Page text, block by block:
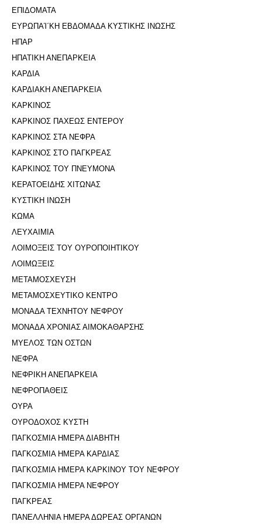
ΕΠΙΔΟΜΑΤΑ
ΕΥΡΩΠΑΊ΄ΚΗ ΕΒΔΟΜΑΔΑ ΚΥΣΤΙΚΗΣ ΙΝΩΣΗΣ
ΗΠΑΡ
ΗΠΑΤΙΚΗ ΑΝΕΠΑΡΚΕΙΑ
ΚΑΡΔΙΑ
ΚΑΡΔΙΑΚΗ ΑΝΕΠΑΡΚΕΙΑ
ΚΑΡΚΙΝΟΣ
ΚΑΡΚΙΝΟΣ ΠΑΧΕΩΣ ΕΝΤΕΡΟΥ
ΚΑΡΚΙΝΟΣ ΣΤΑ ΝΕΦΡΑ
ΚΑΡΚΙΝΟΣ ΣΤΟ ΠΑΓΚΡΕΑΣ
ΚΑΡΚΙΝΟΣ ΤΟΥ ΠΝΕΥΜΟΝΑ
ΚΕΡΑΤΟΕΙΔΗΣ ΧΙΤΩΝΑΣ
ΚΥΣΤΙΚΗ ΙΝΩΣΗ
ΚΩΜΑ
ΛΕΥΧΑΙΜΙΑ
ΛΟΙΜΟΞΕΙΣ ΤΟΥ ΟΥΡΟΠΟΙΗΤΙΚΟΥ
ΛΟΙΜΩΞΕΙΣ
ΜΕΤΑΜΟΣΧΕΥΣΗ
ΜΕΤΑΜΟΣΧΕΥΤΙΚΟ ΚΕΝΤΡΟ
ΜΟΝΑΔΑ ΤΕΧΝΗΤΟΥ ΝΕΦΡΟΥ
ΜΟΝΑΔΑ ΧΡΟΝΙΑΣ ΑΙΜΟΚΑΘΑΡΣΗΣ
ΜΥΕΛΟΣ ΤΩΝ ΟΣΤΩΝ
ΝΕΦΡΑ
ΝΕΦΡΙΚΗ ΑΝΕΠΑΡΚΕΙΑ
ΝΕΦΡΟΠΑΘΕΙΣ
ΟΥΡΑ
ΟΥΡΟΔΟΧΟΣ ΚΥΣΤΗ
ΠΑΓΚΟΣΜΙΑ ΗΜΕΡΑ ΔΙΑΒΗΤΗ
ΠΑΓΚΟΣΜΙΑ ΗΜΕΡΑ ΚΑΡΔΙΑΣ
ΠΑΓΚΟΣΜΙΑ ΗΜΕΡΑ ΚΑΡΚΙΝΟΥ ΤΟΥ ΝΕΦΡΟΥ
ΠΑΓΚΟΣΜΙΑ ΗΜΕΡΑ ΝΕΦΡΟΥ
ΠΑΓΚΡΕΑΣ
ΠΑΝΕΛΛΗΝΙΑ ΗΜΕΡΑ ΔΩΡΕΑΣ ΟΡΓΑΝΩΝ